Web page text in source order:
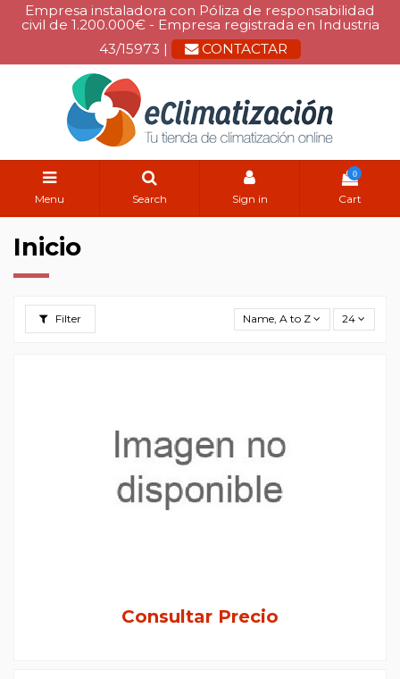
Empresa instaladora con Póliza de responsabilidad
civil de 1.200.000€ - Empresa registrada en Industria
43/15973 |
CONTACTAR
Menu Search Sign in
0
Cart
Inicio
Filter Name, A to Z 24
Consultar Precio